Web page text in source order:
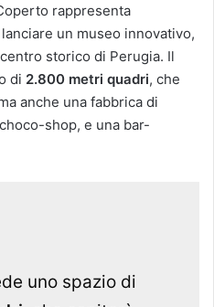
rappresenta
un museo innovativo,
storico di Perugia. Il
di 2.800 metri quadri, che
anche una fabbrica di
shop, e una bar-
uno spazio di